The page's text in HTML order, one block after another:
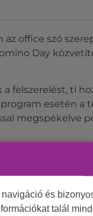
az office szó
Day
a felszerelést, ti
esetén a
megspékelve
5-20 fő
és
talál